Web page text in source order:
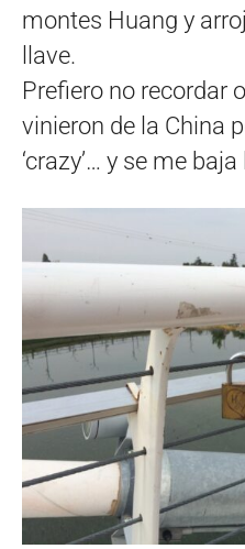
montes Huang y
llave.
Prefiero no recordar
vinieron de la China
‘crazy’… y se me